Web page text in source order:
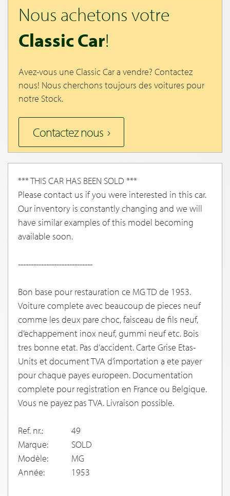
Nous achetons votre
Classic Car!
Avez-vous une Classic Car a vendre? Contactez
nous! Nous cherchons toujours des voitures pour
notre Stock.
Contactez nous
*** THIS CAR HAS BEEN SOLD ***
Please contact us if you were interested in this car.
Our inventory is constantly changing and we will
have similar examples of this model becoming
available soon.
-----------------------------
Bon base pour restauration ce MG TD de 1953.
Voiture complete avec beaucoup de pieces neuf
comme les deux pare choc, faisceau de fils neuf,
d’echappement inox neuf, gummi neuf etc. Bois
tres bonne etat. Pas d’accident. Carte Grise Etas-
Units et document TVA d’importation a ete payer
pour chaque payes europeen. Documentation
complete pour registration en France ou Belgique.
Vous ne payez pas TVA. Livraison possible.
Ref. nr.:
49
Marque:
SOLD
Modèle:
MG
Année:
1953